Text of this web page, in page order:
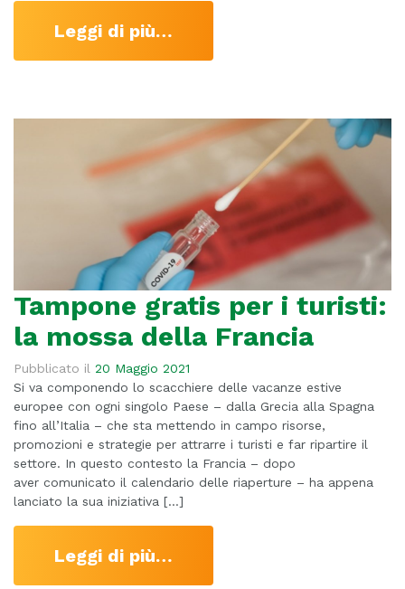
Leggi di più…
Tampone gratis per i turisti:
la mossa della Francia
Pubblicato il 20 Maggio 2021
Si va componendo lo scacchiere delle vacanze estive
europee con ogni singolo Paese – dalla Grecia alla Spagna
fino all’Italia – che sta mettendo in campo risorse,
promozioni e strategie per attrarre i turisti e far ripartire il
settore. In questo contesto la Francia – dopo
aver comunicato il calendario delle riaperture – ha appena
lanciato la sua iniziativa […]
Leggi di più…